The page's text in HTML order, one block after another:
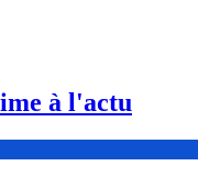
à l'actu